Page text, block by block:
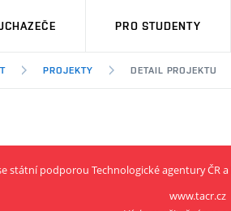
PRO STUDENTY
PROJEKTY DETAIL PROJEKTU
státní podporou Technologické agentury ČR
www.tacr.cz